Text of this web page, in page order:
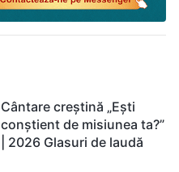
Cântare creștină „Ești
conștient de misiunea ta?”
| 2026 Glasuri de laudă